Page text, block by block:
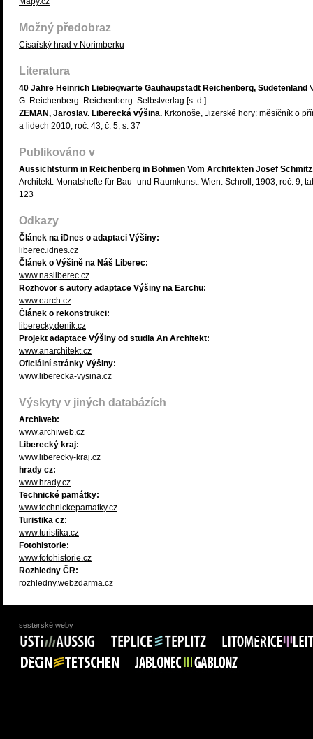
Možný předobraz
Císařský hrad v Norimberku
Literatura
40 Jahre Heinrich Liebiegwarte Gauhaupstadt Reichenberg, Sudetenland
G. Reichenberg. Reichenberg: Selbstverlag [s. d.].
ZEMAN, Jaroslav. Liberecká výšina. Krkonoše, Jizerské hory: měsíčník o
a lidech 2010, roč. 43, č. 5, s. 37
Publikováno v
Aussichtsturm in Reichenberg in Böhmen Vom Architekten Josef
Architekt: Monatshefte für Bau- und Raumkunst. Wien: Schroll, 1903, roč. 9,
123
Odkazy
Článek na iDnes o adaptaci Výšiny:
liberec.idnes.cz
Článek o Výšině na Náš Liberec:
www.nasliberec.cz
Rozhovor s autory adaptace Výšiny na Earchu:
www.earch.cz
Článek o rekonstrukci:
liberecky.denik.cz
Projekt adaptace Výšiny od studia An Architekt:
www.anarchitekt.cz
Oficiální stránky Výšiny:
www.liberecka-vysina.cz
Výskyty v jiných databázích
Archiweb:
www.archiweb.cz
Liberecký kraj:
www.liberecky-kraj.cz
hrady cz:
www.hrady.cz
Technické památky:
www.technickepamatky.cz
Turistika cz:
www.turistika.cz
Fotohistorie:
www.fotohistorie.cz
Rozhledny ČR:
rozhledny.webzdarma.cz
sesterské weby